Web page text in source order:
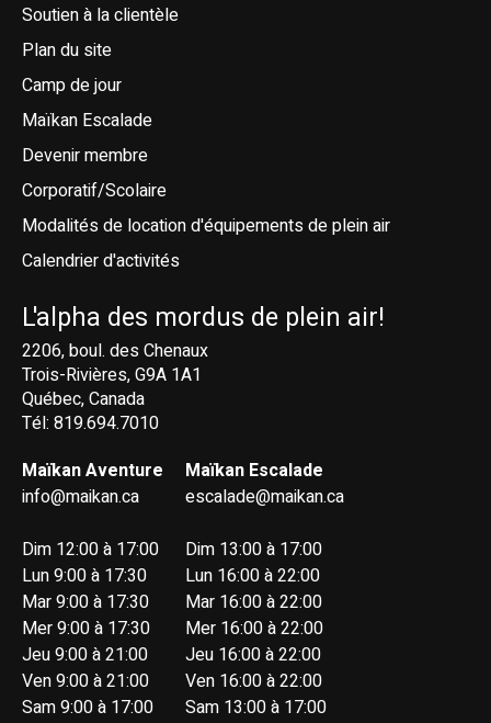
Soutien à la clientèle
Plan du site
Camp de jour
Maïkan Escalade
Devenir membre
Corporatif/Scolaire
Modalités de location d'équipements de plein air
Calendrier d'activités
L'alpha des mordus de plein air!
2206, boul. des Chenaux
Trois-Rivières, G9A 1A1
Québec, Canada
Tél: 819.694.7010
Maïkan Aventure
info@maikan.ca
Dim 12:00 à 17:00
Lun 9:00 à 17:30
Mar 9:00 à 17:30
Mer 9:00 à 17:30
Jeu 9:00 à 21:00
Ven 9:00 à 21:00
Sam 9:00 à 17:00
Maïkan Escalade
escalade@maikan.ca
Dim 13:00 à 17:00
Lun 16:00 à 22:00
Mar 16:00 à 22:00
Mer 16:00 à 22:00
Jeu 16:00 à 22:00
Ven 16:00 à 22:00
Sam 13:00 à 17:00